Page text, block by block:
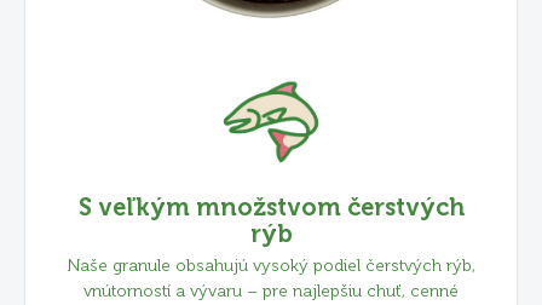
S veľkým množstvom čerstvých
rýb
Naše granule obsahujú vysoký podiel čerstvých rýb,
vnútorností a vývaru – pre najlepšiu chuť, cenné